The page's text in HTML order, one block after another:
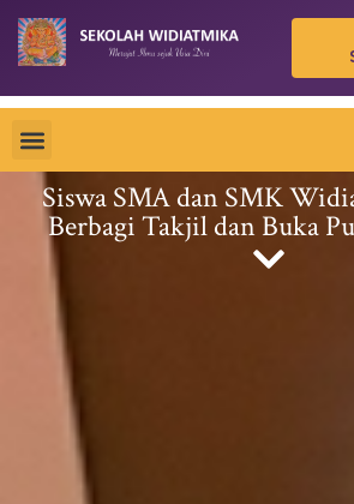
Skip
content
Siswa SMA dan SMK
Berbagi Takjil dan Buka